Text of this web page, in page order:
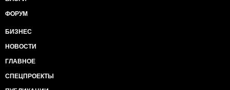
ФОРУМ
БИЗНЕС
НОВОСТИ
ГЛАВНОЕ
СПЕЦПРОЕКТЫ